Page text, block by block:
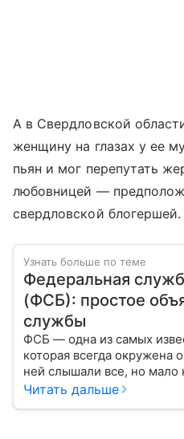
А в Свердловской
женщину на глазах у ее
пьян и мог перепутать
любовницей —
свердловской блогершей.
Узнать больше по теме
Федеральная
(ФСБ): простое
службы
ФСБ — одна из самых
которая всегда окружена
ней слышали все, но мало
именно занимается
Читать дальше